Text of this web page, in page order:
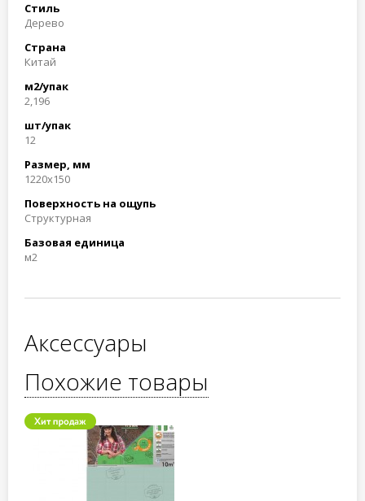
Стиль
Дерево
Страна
Китай
м2/упак
2,196
шт/упак
12
Размер, мм
1220x150
Поверхность на ощупь
Структурная
Базовая единица
м2
Аксессуары
Похожие товары